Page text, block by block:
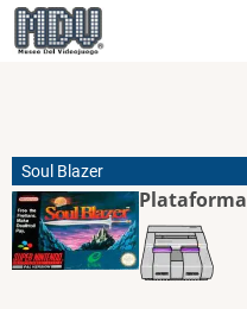
Pasar
al
Soul Blazer
Plataforma